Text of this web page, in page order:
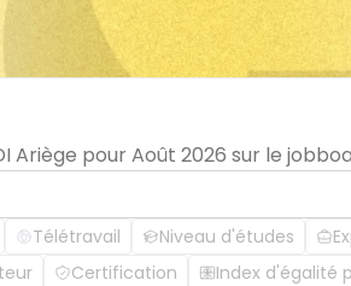
Ariège pour Août 2026 sur le
Télétravail Niveau d'études
Certification Index d'égalité